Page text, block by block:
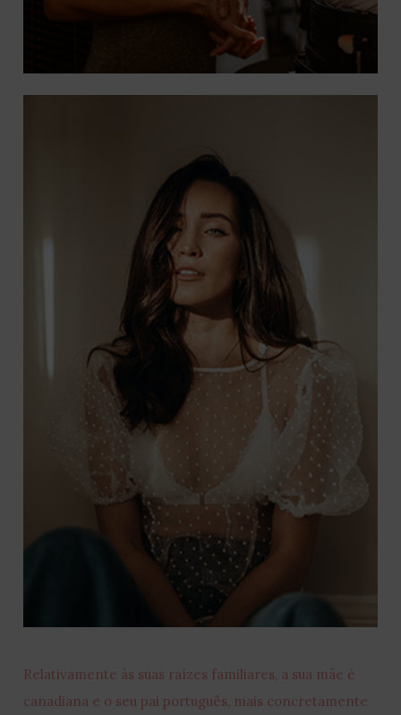
Relativamente às suas raízes familiares, a sua mãe é
canadiana e o seu pai português, mais concretamente